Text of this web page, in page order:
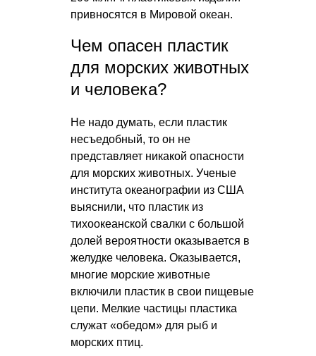
привносятся в Мировой океан.
Чем опасен пластик
для морских животных
и человека?
Не надо думать, если пластик
несъедобный, то он не
представляет никакой опасности
для морских животных. Ученые
института океанографии из США
выяснили, что пластик из
тихоокеанской свалки с большой
долей вероятности оказывается в
желудке человека. Оказывается,
многие морские животные
включили пластик в свои пищевые
цепи. Мелкие частицы пластика
служат «обедом» для рыб и
морских птиц.